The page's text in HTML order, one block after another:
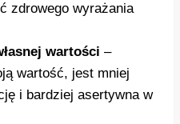
zdrowego wyrażania
wartości –
wartość, jest mniej
i bardziej asertywna w